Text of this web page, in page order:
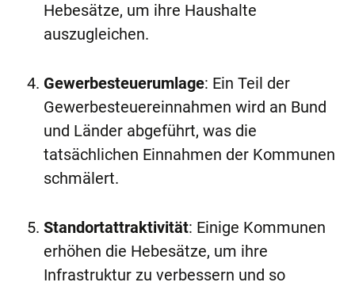
Hebesätze, um ihre Haushalte
auszugleichen.
Gewerbesteuerumlage: Ein Teil der
Gewerbesteuereinnahmen wird an Bund
und Länder abgeführt, was die
tatsächlichen Einnahmen der Kommunen
schmälert.
Standortattraktivität: Einige Kommunen
erhöhen die Hebesätze, um ihre
Infrastruktur zu verbessern und so